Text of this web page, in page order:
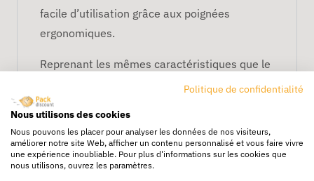
facile d’utilisation grâce aux poignées
ergonomiques.
Reprenant les mêmes caractéristiques que le
dévidoir plastique, mais en plus solide,
retrouvez le dérouleur en acier. Si vous
souhaitez vous procurer un dérouleur plus
robuste, le modèle en acier est idéal.
Enfin, le modèle le plus économique :
Politique de confidentialité
Nous utilisons des cookies
Nous pouvons les placer pour analyser les données de nos visiteurs,
améliorer notre site Web, afficher un contenu personnalisé et vous faire vivre
une expérience inoubliable. Pour plus d'informations sur les cookies que
nous utilisons, ouvrez les paramètres.